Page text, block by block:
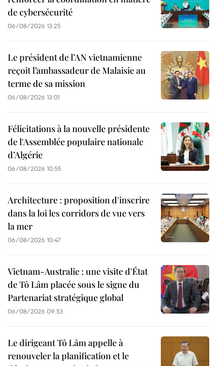
de cybersécurité
06/08/2026 13:25
Le président de l’AN vietnamienne
reçoit l’ambassadeur de Malaisie au
terme de sa mission
06/08/2026 13:01
Félicitations à la nouvelle présidente
de l'Assemblée populaire nationale
d’Algérie
06/08/2026 10:55
Architecture : proposition d'inscrire
dans la loi les corridors de vue vers
la mer
06/08/2026 10:47
Vietnam-Australie : une visite d'État
de Tô Lâm placée sous le signe du
Partenariat stratégique global
06/08/2026 09:53
Le dirigeant Tô Lâm appelle à
renouveler la planification et le